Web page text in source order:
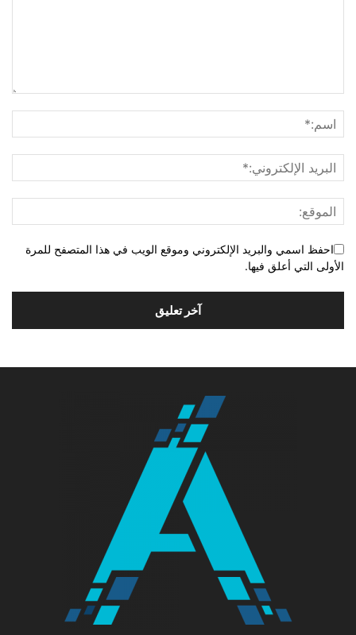
احفظ اسمي والبريد الإلكتروني وموقع الويب في هذا المتصفح للمرة
الأولى التي أعلق فيها.